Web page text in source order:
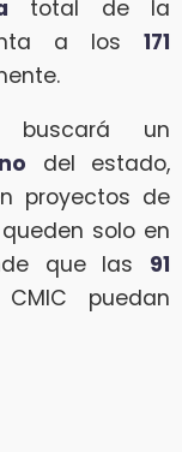
total de la
a los 171
un
del estado,
proyectos de
solo en
que las 91
puedan